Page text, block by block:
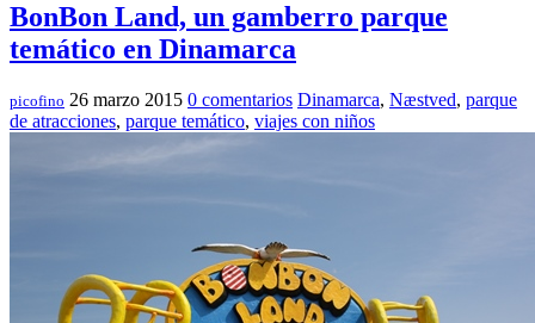
BonBon Land, un gamberro parque
temático en Dinamarca
picofino 26 marzo 2015 0 comentarios Dinamarca, Næstved, parque
de atracciones, parque temático, viajes con niños